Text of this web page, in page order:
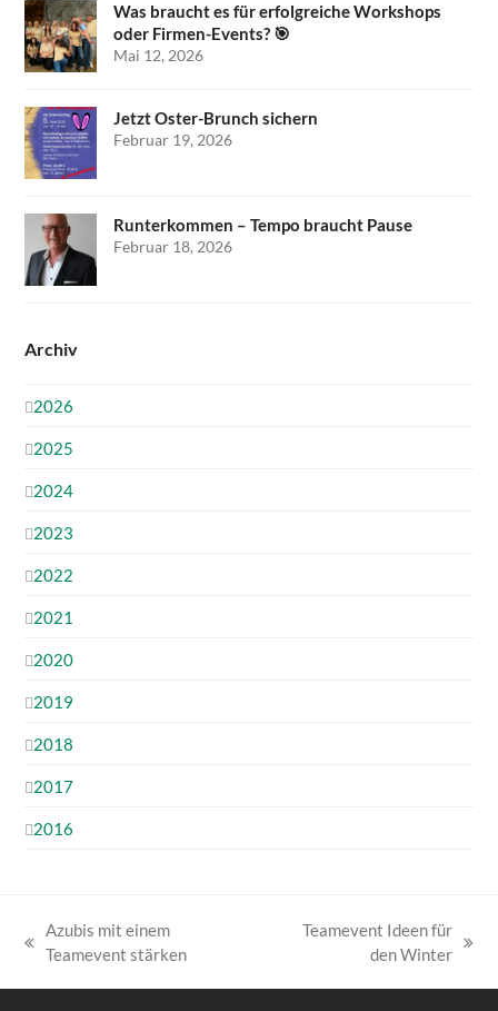
Was braucht es für erfolgreiche Workshops
oder Firmen-Events? 🎯
Mai 12, 2026
Jetzt Oster-Brunch sichern
Februar 19, 2026
Runterkommen – Tempo braucht Pause
Februar 18, 2026
Archiv
2026
2025
2024
2023
2022
2021
2020
2019
2018
2017
2016
vorheriger
Azubis mit einem
Teamevent stärken
Teamevent Ideen für
den Winter